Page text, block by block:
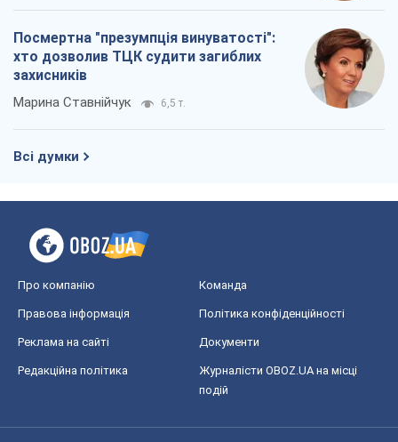
Посмертна "презумпція винуватості":
хто дозволив ТЦК судити загиблих
захисників
Марина Ставнійчук 6,5 т.
Всі думки
Про компанію Команда
Правова інформація Політика конфіденційності
Реклама на сайті Документи
Редакційна політика
Журналісти OBOZ.UA на місці
подій